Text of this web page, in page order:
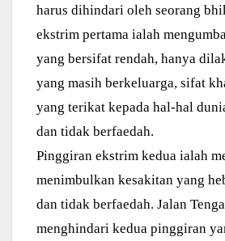
harus dihindari oleh seorang
ekstrim pertama ialah
yang bersifat rendah, hanya
yang masih berkeluarga, sifat
yang terikat kepada hal-hal
dan tidak berfaedah.
Pinggiran ekstrim kedua ialah
menimbulkan kesakitan yang
dan tidak berfaedah. Jalan
menghindari kedua pinggiran